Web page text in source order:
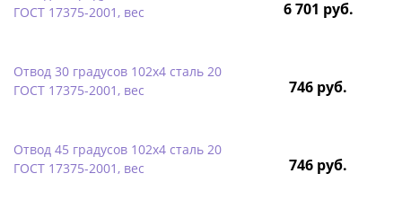
ГОСТ 17375-2001, вес
6 701 руб.
Отвод 30 градусов 102х4 сталь 20
ГОСТ 17375-2001, вес
746 руб.
Отвод 45 градусов 102х4 сталь 20
ГОСТ 17375-2001, вес
746 руб.